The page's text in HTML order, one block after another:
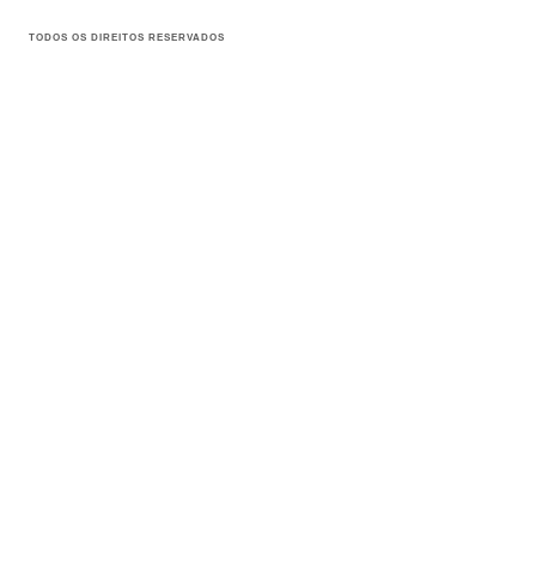
TODOS OS DIREITOS RESERVADOS